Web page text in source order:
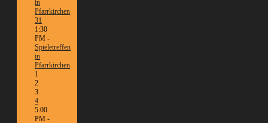
in
Pfarrkirchen
31
1:30
PM -
Spieletreffen
in
Pfarrkirchen
1
2
3
4
5:00
PM -